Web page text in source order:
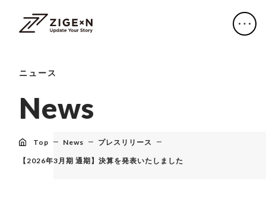
ニュース
News
Top News プレスリリース
【2026年3月期 通期】決算を発表いたしました